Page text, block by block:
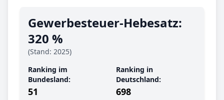
Gewerbe­steuer-Hebe­satz:
320 %
(Stand: 2025)
Ranking im
Bundesland:
51
Ranking in
Deutschland:
698